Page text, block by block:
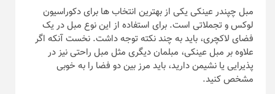
مبل چپندر عینکی یکی از بهترین انتخاب ها برای دکوراسیون
لوکس و تجملاتی است. برای استفاده از این نوع مبل در یک
فضای لاکچری، باید به چند نکته توجه داشت. نخست آنکه اگر
علاوه بر مبل عینکی، مبلمان دیگری مثل مبل راحتی نیز در
پذیرایی یا نشیمن دارید، باید مرز بین دو فضا را به خوبی
مشخص کنید.